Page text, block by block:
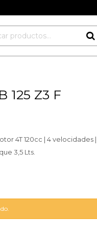
125 Z3 F
4T 120cc | 4
3,5 Lts.